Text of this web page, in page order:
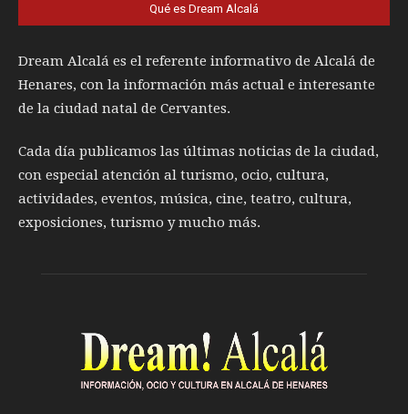
Qué es Dream Alcalá
Dream Alcalá es el referente informativo de Alcalá de
Henares, con la información más actual e interesante
de la ciudad natal de Cervantes.
Cada día publicamos las últimas noticias de la ciudad,
con especial atención al turismo, ocio, cultura,
actividades, eventos, música, cine, teatro, cultura,
exposiciones, turismo y mucho más.